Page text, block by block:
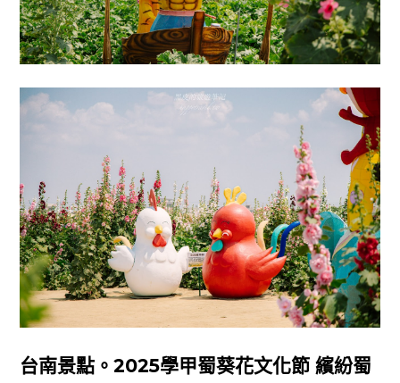
台南景點。2025學甲蜀葵花文化節 繽紛蜀